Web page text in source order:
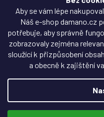
Aby se vám lépe
Náš e-shop damano.cz
potřebuje, aby správně
zobrazovaly zejména
sloužící k přizpůsobení
a obecně k zajištění
info@damano.cz
Sledujte novinky na
Facebooku
Inspirujte se na
Instagramu
Copyright 2026